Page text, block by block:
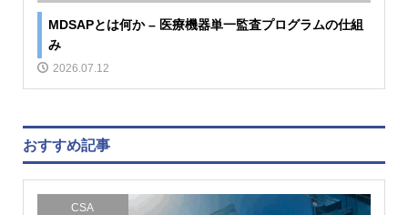
MDSAPとは何か – 医療機器単一監査プログラムの仕組
み
2026.07.12
おすすめ記事
CSA